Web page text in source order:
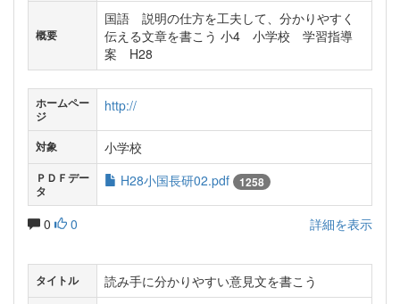
概要
国語 説明の仕方を工夫して、分かりやすく
伝える文章を書こう 小4 小学校 学習指導
案 H28
ホームペー
ジ
http://
対象 小学校
ＰＤＦデー
タ
H28小国長研02.pdf 1258
0 0 詳細を表示
タイトル 読み手に分かりやすい意見文を書こう